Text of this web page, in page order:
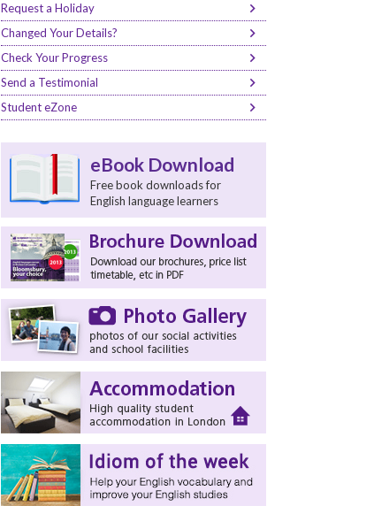
Request a Holiday
Changed Your Details?
Check Your Progress
Send a Testimonial
Student eZone
eBook Download
Free book downloads for
English language learners